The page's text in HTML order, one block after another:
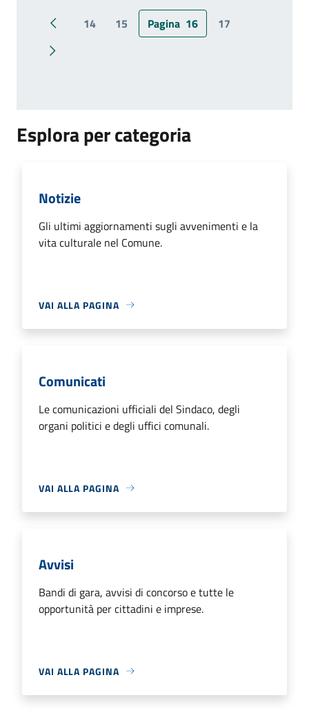
Pagina precedente
14 15 Pagina 16 17
Pagina successiva
Esplora per categoria
Notizie
Gli ultimi aggiornamenti sugli avvenimenti e la
vita culturale nel Comune.
VAI ALLA PAGINA
Comunicati
Le comunicazioni ufficiali del Sindaco, degli
organi politici e degli uffici comunali.
VAI ALLA PAGINA
Avvisi
Bandi di gara, avvisi di concorso e tutte le
opportunità per cittadini e imprese.
VAI ALLA PAGINA